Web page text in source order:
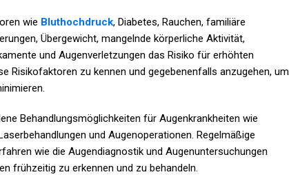
wie Bluthochdruck, Diabetes, Rauchen, familiäre
Übergewicht, mangelnde körperliche Aktivität,
und Augenverletzungen das Risiko für erhöhten
Risikofaktoren zu kennen und gegebenenfalls anzugehen, um
Behandlungsmöglichkeiten für Augenkrankheiten wie
und Augenoperationen. Regelmäßige
wie die Augendiagnostik und Augenuntersuchungen
frühzeitig zu erkennen und zu behandeln.